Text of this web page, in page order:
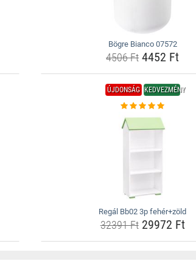
Bögre Bianco 07572
4506 Ft 4452 Ft
ÚJDONSÁG KEDVEZMÉNY
Regál Bb02 3p fehér+zöld
32391 Ft29972 Ft